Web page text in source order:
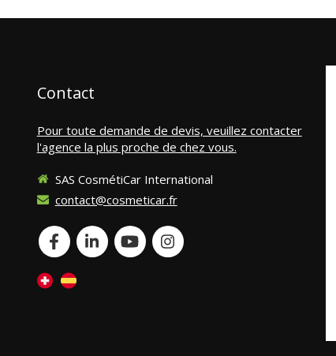
Contact
Pour toute demande de devis, veuillez contacter
l'agence la plus proche de chez vous.
SAS CosmétiCar International
contact@cosmeticar.fr